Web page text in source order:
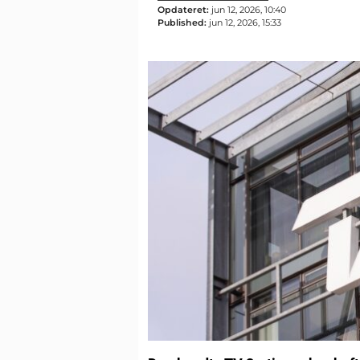
Opdateret: jun 12, 2026, 10:40
Published: jun 12, 2026, 15:33